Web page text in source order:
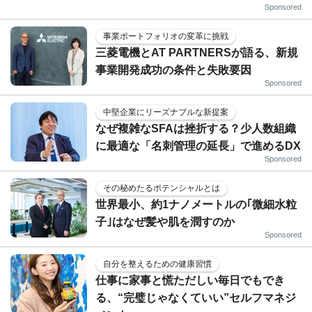
Sponsored
事業ポートフォリオの変革に挑戦
三菱電機とAT PARTNERSが語る、新規
事業開発成功の条件と失敗要因
Sponsored
中堅企業にリーズナブルな新提案
なぜ複雑なSFAは挫折する？少人数組織
に最適な「名刺管理の延長」で進めるDX
Sponsored
その秘めたるポテンシャルとは
世界最小、約1ナノメートルの｢微細水粒
子｣はなぜ髪や肌を潤すのか
Sponsored
自分を整えるための健康習慣
仕事に家事と慌ただしい毎日でもでき
る、“完璧じゃなくていい”セルフマネジ